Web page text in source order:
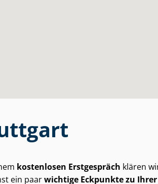
kostenlosen Erstgespräch klären
ein paarwichtige Eckpunkte zu